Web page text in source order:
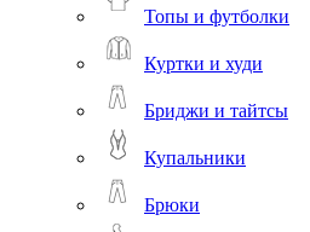
Топы и футболки
Куртки и худи
Бриджи и тайтсы
Купальники
Брюки